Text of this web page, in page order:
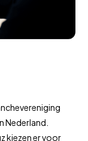
Nederland.
kiezen er voor